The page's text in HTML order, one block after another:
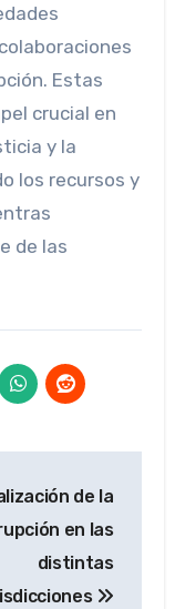
Estas
crucial en
y la
los recursos y
de las
de la
en las
distintas